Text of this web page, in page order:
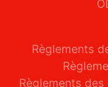
Règlements
Règlements